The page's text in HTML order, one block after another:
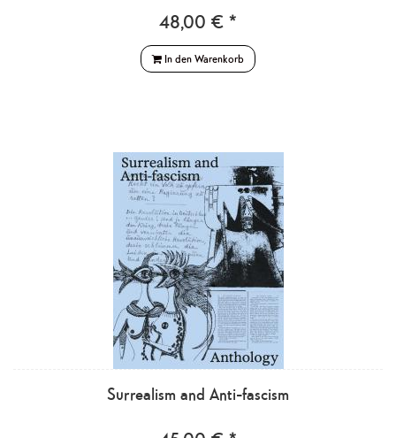
48,00 € *
In den Warenkorb
Surrealism and Anti-fascism